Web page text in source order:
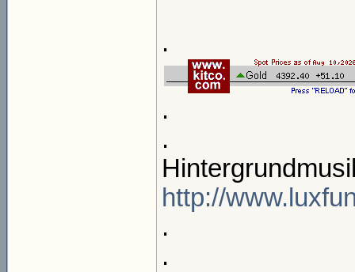
.
.
.
http://
.
.